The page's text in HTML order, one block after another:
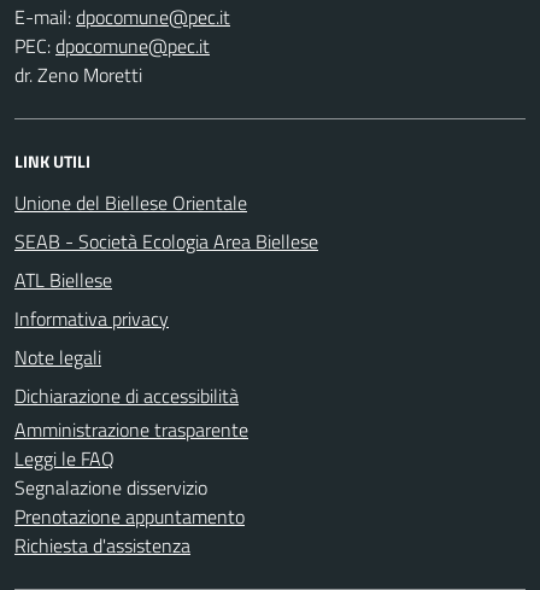
E-mail:
PEC:
dr. Zeno Moretti
LINK UTILI
Unione del Biellese Orientale
SEAB - Società Ecologia Area Biellese
ATL Biellese
Informativa privacy
Note legali
Dichiarazione di accessibilità
Amministrazione trasparente
Leggi le FAQ
Segnalazione disservizio
Prenotazione appuntamento
Richiesta d'assistenza